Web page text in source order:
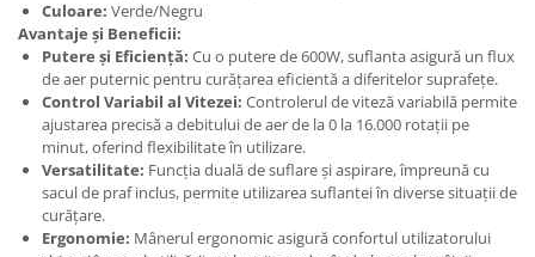
Culoare: Verde/Negru
Avantaje și Beneficii:
Putere și Eficiență: Cu o putere de 600W, suflanta asigură un flux
de aer puternic pentru curățarea eficientă a diferitelor suprafețe.
Control Variabil al Vitezei: Controlerul de viteză variabilă permite
ajustarea precisă a debitului de aer de la 0 la 16.000 rotații pe
minut, oferind flexibilitate în utilizare.
Versatilitate: Funcția duală de suflare și aspirare, împreună cu
sacul de praf inclus, permite utilizarea suflantei în diverse situații de
curățare.
Ergonomie: Mânerul ergonomic asigură confortul utilizatorului